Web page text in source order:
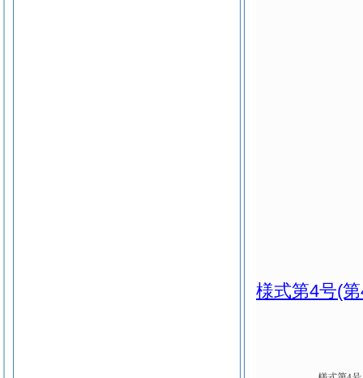
様式第4号(